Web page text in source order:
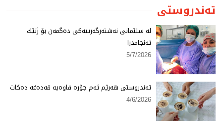
تەندروستی
لە سلێمانی نەشتەرگەرییەكی دەگمەن بۆ ژنێك
ئەنجامدرا
5/7/2026
تەندروستی هەرێم ئەم جۆرە قاوەیە قەدەغە دەكات
4/6/2026